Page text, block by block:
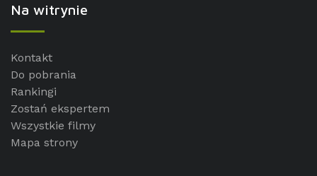
Na witrynie
Kontakt
Do pobrania
Rankingi
Zostań ekspertem
Wszystkie filmy
Mapa strony